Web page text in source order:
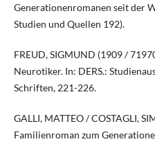
Generationenromanen seit der
Studien und Quellen 192).
FREUD, SIGMUND (1909 /
Neurotiker. In: DERS.:
Schriften, 221-226.
GALLI, MATTEO / COSTAGLI,
Familienroman zum